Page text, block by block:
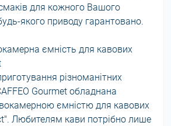
смаків для кожного Вашого
якого приводу гарантовано.
ємність для кавових
різноманітних
Gourmet обладнана
ємністю для кавових
Любителям кави потрібно лише